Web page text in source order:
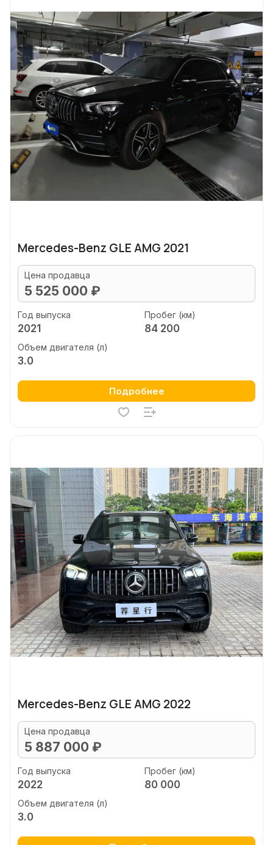
Mercedes-Benz GLE AMG 2021
Цена продавца
5 525 000 ₽
Год выпуска
2021
Пробег (км)
84 200
Объем двигателя (л)
3.0
Подробнее
Mercedes-Benz GLE AMG 2022
Цена продавца
5 887 000 ₽
Год выпуска
2022
Пробег (км)
80 000
Объем двигателя (л)
3.0